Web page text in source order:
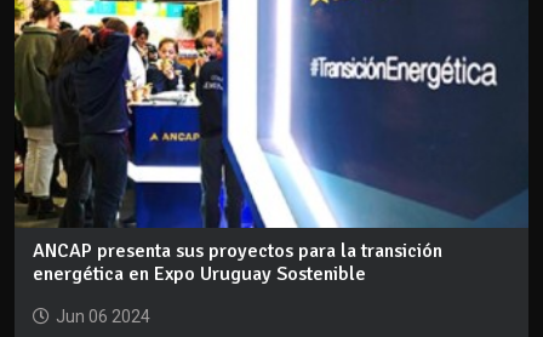
ANCAP presenta sus proyectos para la transición
energética en Expo Uruguay Sostenible
Jun 06 2024